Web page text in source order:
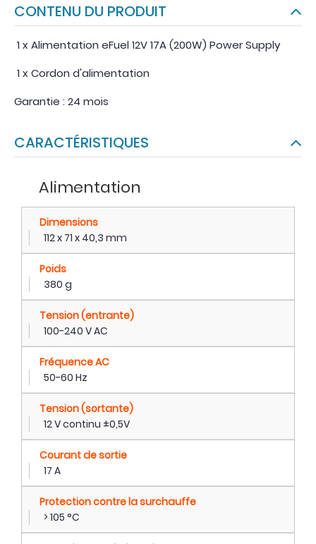
CONTENU DU PRODUIT
1 x Alimentation eFuel 12V 17A (200W) Power Supply
1 x Cordon d'alimentation
Garantie : 24 mois
CARACTÉRISTIQUES
Alimentation
Dimensions
112 x 71 x 40,3 mm
Poids
380 g
Tension (entrante)
100-240 V AC
Fréquence AC
50-60 Hz
Tension (sortante)
12 V continu ±0,5V
Courant de sortie
17 A
Protection contre la surchauffe
> 105 °C